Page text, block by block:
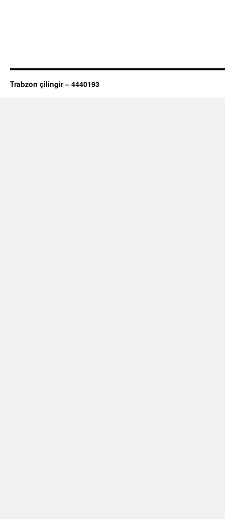
Trabzon çilingir – 4440193